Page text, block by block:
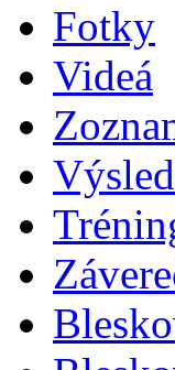
Fotky
Videá